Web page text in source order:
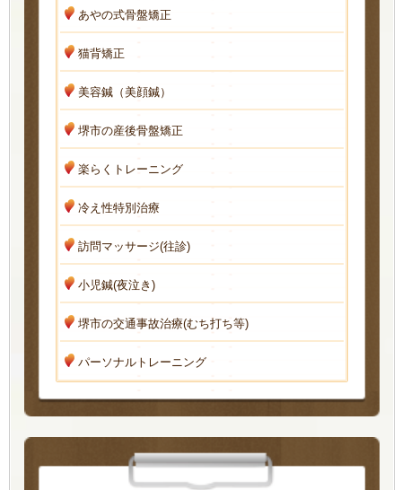
あやの式骨盤矯正
猫背矯正
美容鍼（美顔鍼）
堺市の産後骨盤矯正
楽らくトレーニング
冷え性特別治療
訪問マッサージ(往診)
小児鍼(夜泣き)
堺市の交通事故治療(むち打ち等)
パーソナルトレーニング